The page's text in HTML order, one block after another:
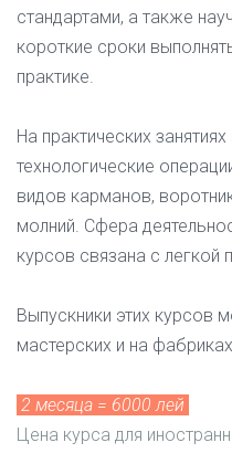
стандартами, а также
короткие сроки
практике.
На практических
технологические
видов карманов,
молний. Сфера
курсов связана с
Выпускники этих курсов
мастерских и на
2 месяца = 6000 лей
Цена курса для